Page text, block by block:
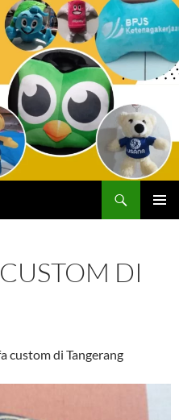
DI
custom di Tangerang